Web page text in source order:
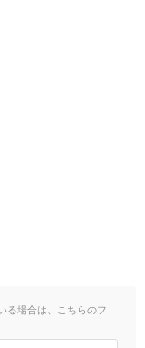
る場合は、こちらのフ